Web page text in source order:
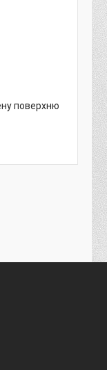
поверхню